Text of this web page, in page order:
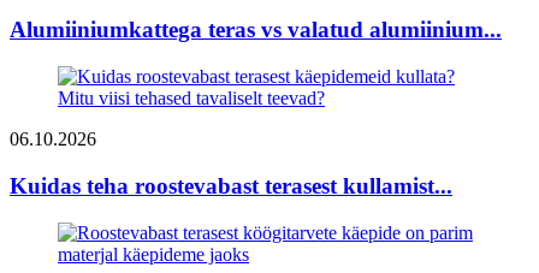
Alumiiniumkattega teras vs valatud alumiinium...
06.10.2026
Kuidas teha roostevabast terasest kullamist...